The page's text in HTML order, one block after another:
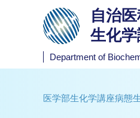
自治
生化
Department of
医学部生化学講座病態